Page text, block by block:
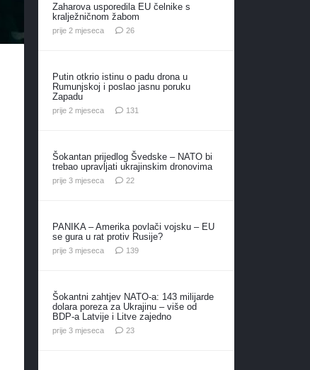
Zaharova usporedila EU čelnike s
kralježničnom žabom
prije 2 mjeseca 26komentara
Putin otkrio istinu o padu drona u
Rumunjskoj i poslao jasnu poruku
Zapadu
prije 2 mjeseca 131
Šokantan prijedlog Švedske – NATO bi
trebao upravljati ukrajinskim dronovima
prije 3 mjeseca 22komentara
PANIKA – Amerika povlači vojsku – EU
se gura u rat protiv Rusije?
prije 3 mjeseca 139komentara
Šokantni zahtjev NATO-a: 143 milijarde
dolara poreza za Ukrajinu – više od
BDP-a Latvije i Litve zajedno
prije 3 mjeseca 23komentara